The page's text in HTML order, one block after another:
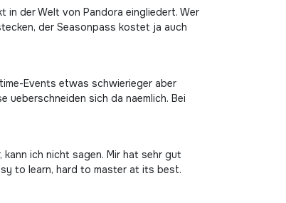
der Welt von Pandora eingliedert. Wer
der Seasonpass kostet ja auch
Events etwas schwierieger aber
ueberschneiden sich da naemlich. Bei
ich nicht sagen. Mir hat sehr gut
to learn, hard to master at its best.